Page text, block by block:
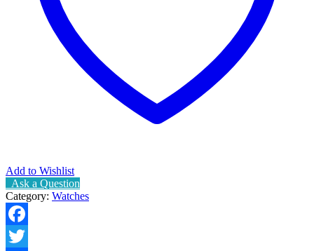
Add to Wishlist
Ask a Question
Category: Watches
Facebook